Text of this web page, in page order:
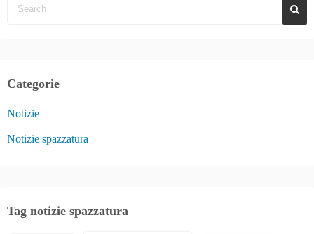
Categorie
Notizie
Notizie spazzatura
Tag notizie spazzatura